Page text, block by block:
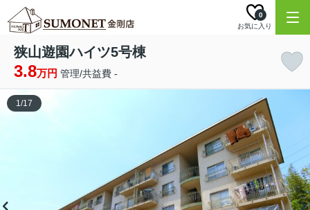
お気に入り
0
狭山遊園ハイツ5号棟
3.8万円 管理/共益費 -
1/17